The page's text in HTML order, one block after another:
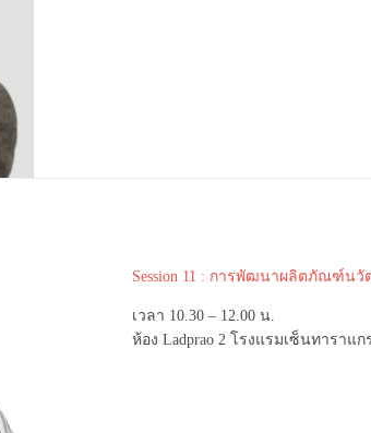
Session 11 : การพัฒนาผลิตภัณฑ์นวั
เวลา 10.30 – 12.00 น.
ห้อง Ladprao 2 โรงแรมเซ็นทาราแ